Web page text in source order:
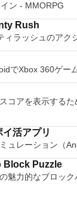
ン - MMORPG
Rush
ィラッシュのアク
でXbox 360ゲー
コアを表示する
ポイ活アプリ
ュレーション（
Block Puzzle
魅力的なブロック